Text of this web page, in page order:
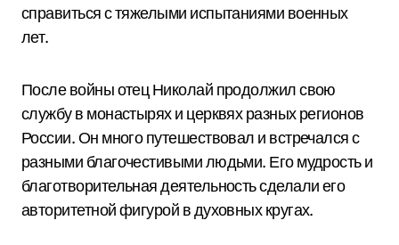
справиться с тяжелыми испытаниями военных
лет.
После войны отец Николай продолжил свою
службу в монастырях и церквях разных регионов
России. Он много путешествовал и встречался с
разными благочестивыми людьми. Его мудрость и
благотворительная деятельность сделали его
авторитетной фигурой в духовных кругах.